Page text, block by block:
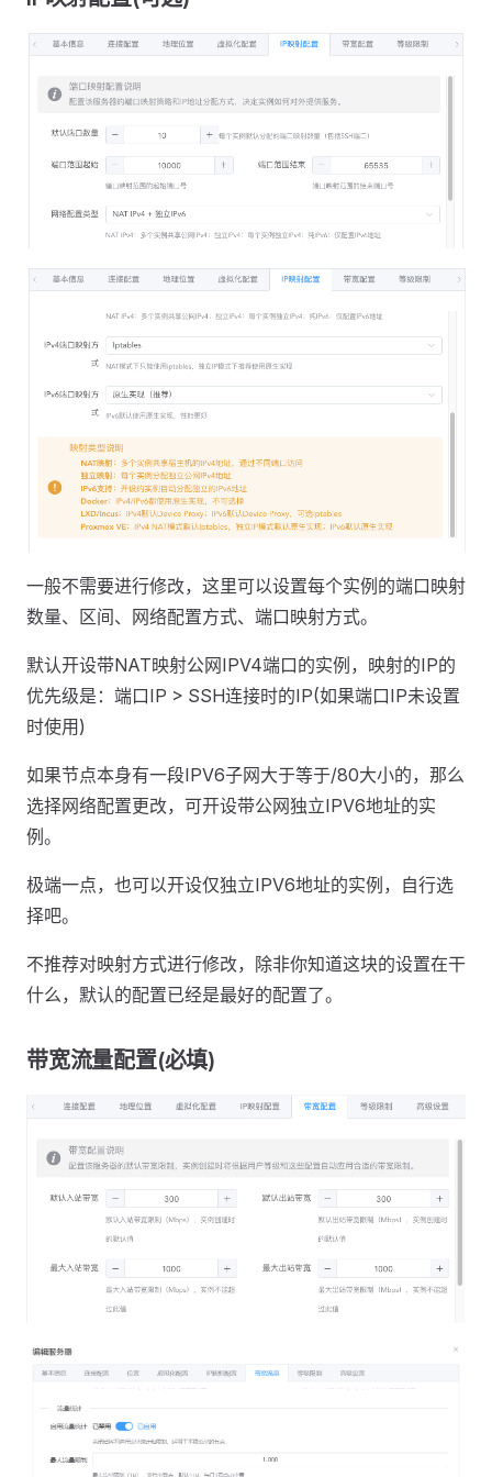
一般不需要进行修改，这里可以设置每个实例的端口映射
数量、区间、网络配置方式、端口映射方式。
默认开设带NAT映射公网IPV4端口的实例，映射的IP的
优先级是：端口IP > SSH连接时的IP(如果端口IP未设置
时使用)
如果节点本身有一段IPV6子网大于等于/80大小的，那么
选择网络配置更改，可开设带公网独立IPV6地址的实
例。
极端一点，也可以开设仅独立IPV6地址的实例，自行选
择吧。
不推荐对映射方式进行修改，除非你知道这块的设置在干
什么，默认的配置已经是最好的配置了。
带宽流量配置(必填)